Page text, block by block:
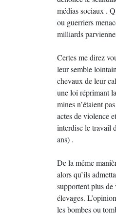
médias sociaux .
ou guerriers
milliards
Certes me direz
leur semble
chevaux de leur
une loi réprimant
mines n’étaient
actes de violence
interdise le travail
ans) .
De la même
alors qu’ils
supportent plus de
élevages.
les bombes ou